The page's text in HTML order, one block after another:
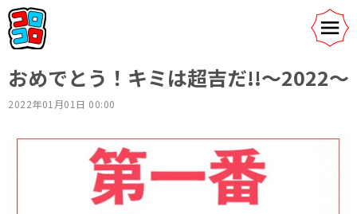
おめでとう！キミは超吉だ!!〜2022〜
2022年01月01日 00:00